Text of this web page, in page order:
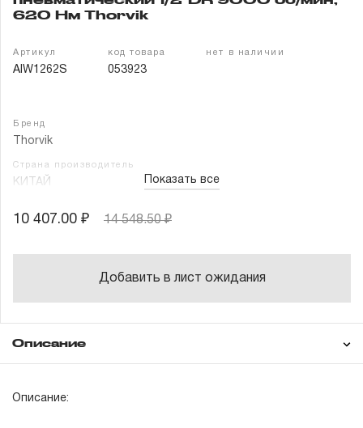
620 Нм Thorvik
Артикул
AIW1262S
код товара
053923
нет в наличии
Бренд
Thorvik
Страна производитель
КИТАЙ Показать все
10 407.00 ₽ 14 548.50 ₽
Добавить в лист ожидания
Описание
Техническая
Описание: